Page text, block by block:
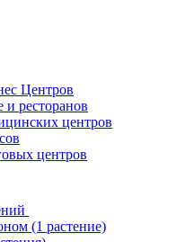
Центров
и ресторанов
центров
центров
(1 растение)